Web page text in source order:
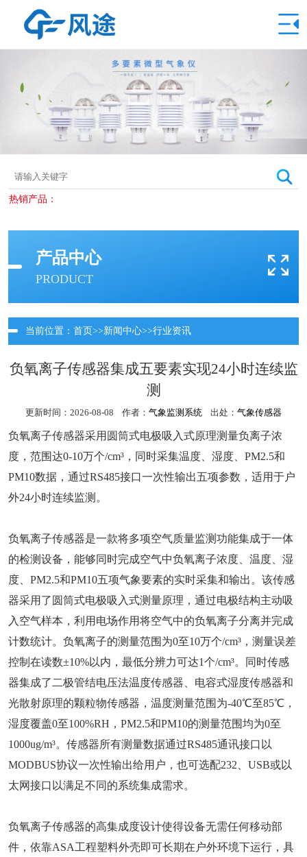
热销产品：
产品中心
PRODUCT
当前位置： 首页>>新闻中心>>行业资讯
负氧离子传感器集成五要素实现24小时连续监
测
更新时间：2026-08-08 作者： 气象监测系统 出处： 气象传感器
负氧离子传感器采用圆筒式电极吸入式原理测量负离子浓
度，范围达0-10万个/cm³，同时采集温度、湿度、PM2.5和
PM10数据，通过RS485接口一次性输出五项参数，适用于户
外24小时连续监测。
负氧离子传感器是一款将多项空气质量监测功能集成于一体
的检测设备，能够同时完成空气中负氧离子浓度、温度、湿
度、PM2.5和PM10五项气象要素的实时采集和输出。该传感
器采用了圆筒式电极吸入式测量原理，通过电极结构主动吸
入空气样本，利用电场作用将空气中的负氧离子分离并完成
计数统计。负氧离子的测量范围为0至10万个/cm³，测量误差
控制在读数±10%以内，最低分辨力可达1个/cm³。同时传感
器集成了二极管结电压法温度传感器、电容式湿度传感器和
光散射原理的颗粒物传感器，温度测量范围为-40℃至85℃，
湿度覆盖0至100%RH，PM2.5和PM10的测量范围均为0至
1000ug/m³。传感器所有测量数据通过RS485通讯接口以
MODBUS协议一次性输出给用户，也可选配232、USB或以
太网接口以满足不同的系统集成需求。
负氧离子传感器的高集成度设计使得设备无需任何移动部
件，依靠ASA工程塑料外壳即可长期在户外环境下运行，具